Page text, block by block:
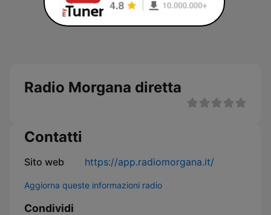
Radio Morgana diretta
Contatti
Sito web https://app.radiomorgana.it/
Aggiorna queste informazioni radio
Condividi